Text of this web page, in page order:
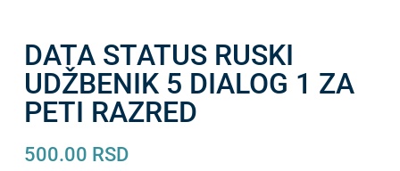
DATA STATUS RUSKI
UDŽBENIK 5 DIALOG 1 ZA
PETI RAZRED
500.00 RSD